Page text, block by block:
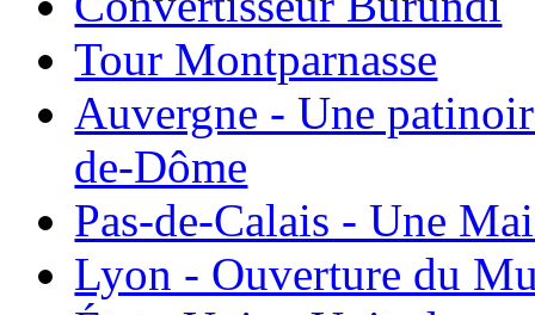
Tour Montparnasse
Auvergne - Une
de-Dôme
Pas-de-Calais - Une
Lyon - Ouverture du